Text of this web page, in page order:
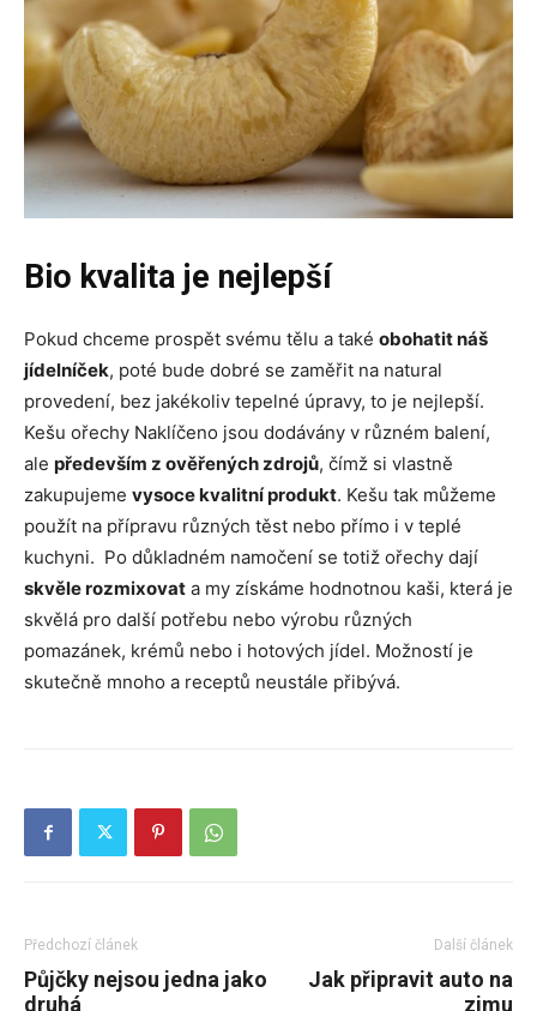
Bio kvalita je nejlepší
Pokud chceme prospět svému tělu a také obohatit náš
jídelníček, poté bude dobré se zaměřit na natural
provedení, bez jakékoliv tepelné úpravy, to je nejlepší.
Kešu ořechy Naklíčeno jsou dodávány v různém balení,
ale především z ověřených zdrojů, čímž si vlastně
zakupujeme vysoce kvalitní produkt. Kešu tak můžeme
použít na přípravu různých těst nebo přímo i v teplé
kuchyni. Po důkladném namočení se totiž ořechy dají
skvěle rozmixovat a my získáme hodnotnou kaši, která je
skvělá pro další potřebu nebo výrobu různých
pomazánek, krémů nebo i hotových jídel. Možností je
skutečně mnoho a receptů neustále přibývá.
Předchozí článek
Půjčky nejsou jedna jako
druhá
Další článek
Jak připravit auto na
zimu